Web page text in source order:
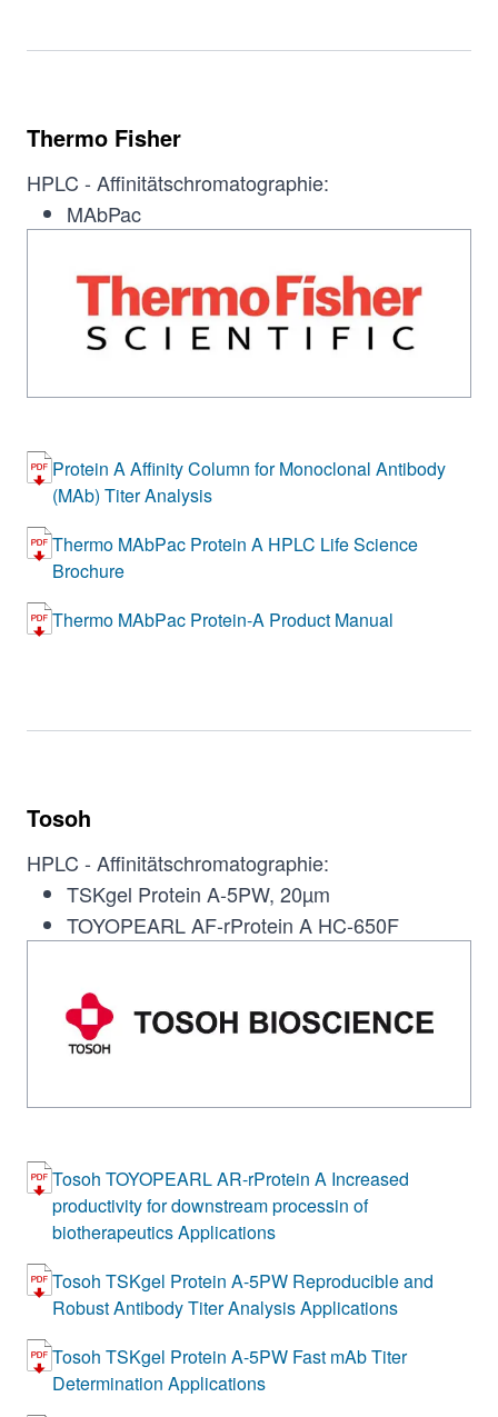
Thermo Fisher
HPLC - Affinitätschromatographie:
MAbPac
Protein A Affinity Column for Monoclonal Antibody
(MAb) Titer Analysis
Thermo MAbPac Protein A HPLC Life Science
Brochure
Thermo MAbPac Protein-A Product Manual
Tosoh
HPLC - Affinitätschromatographie:
TSKgel Protein A-5PW, 20µm
TOYOPEARL AF-rProtein A HC-650F
Tosoh TOYOPEARL AR-rProtein A Increased
productivity for downstream processin of
biotherapeutics Applications
Tosoh TSKgel Protein A-5PW Reproducible and
Robust Antibody Titer Analysis Applications
Tosoh TSKgel Protein A-5PW Fast mAb Titer
Determination Applications